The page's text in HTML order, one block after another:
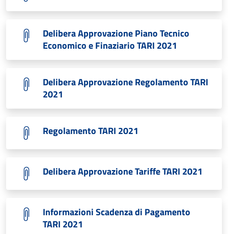
Delibera Approvazione Piano Tecnico
Economico e Finaziario TARI 2021
Delibera Approvazione Regolamento TARI
2021
Regolamento TARI 2021
Delibera Approvazione Tariffe TARI 2021
Informazioni Scadenza di Pagamento
TARI 2021